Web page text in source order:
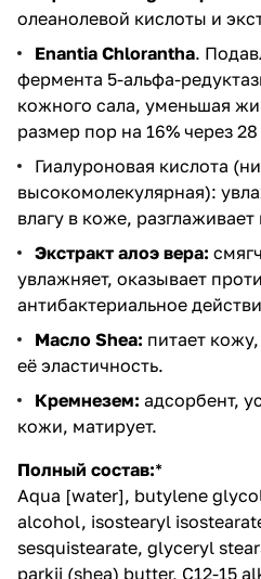
олеанолевой кислоты и
Enantia Chlorantha.
фермента 5-альфа-
кожного сала, уменьшая
размер пор на 16% через
Гиалуроновая кислота
высокомолекулярная):
влагу в коже,
Экстракт алоэ вера:
увлажняет, оказывает
антибактериальное
Масло Shea: питает
её эластичность.
Кремнезем: адсорбент,
кожи, матирует.
Полный состав:*
Aqua [water], butylene
alcohol, isostearyl
sesquistearate, glyceryl
parkii (shea) butter, C12-15